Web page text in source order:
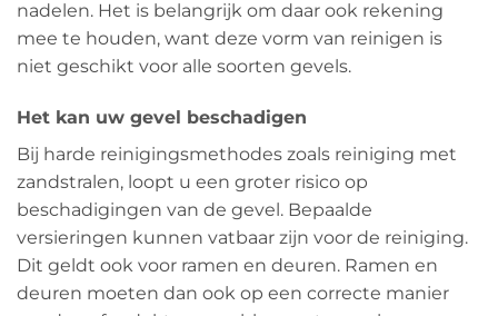
nadelen. Het is belangrijk om daar ook rekening
mee te houden, want deze vorm van reinigen is
niet geschikt voor alle soorten gevels.
Het kan uw gevel beschadigen
Bij harde reinigingsmethodes zoals reiniging met
zandstralen, loopt u een groter risico op
beschadigingen van de gevel. Bepaalde
versieringen kunnen vatbaar zijn voor de reiniging.
Dit geldt ook voor ramen en deuren. Ramen en
deuren moeten dan ook op een correcte manier